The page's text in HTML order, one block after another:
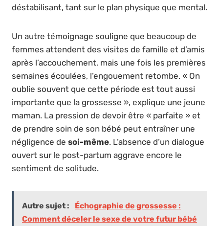
déstabilisant, tant sur le plan physique que mental.
Un autre témoignage souligne que beaucoup de
femmes attendent des visites de famille et d’amis
après l’accouchement, mais une fois les premières
semaines écoulées, l’engouement retombe. « On
oublie souvent que cette période est tout aussi
importante que la grossesse », explique une jeune
maman. La pression de devoir être « parfaite » et
de prendre soin de son bébé peut entraîner une
négligence de soi-même. L’absence d’un dialogue
ouvert sur le post-partum aggrave encore le
sentiment de solitude.
Autre sujet :
Échographie de grossesse :
Comment déceler le sexe de votre futur bébé